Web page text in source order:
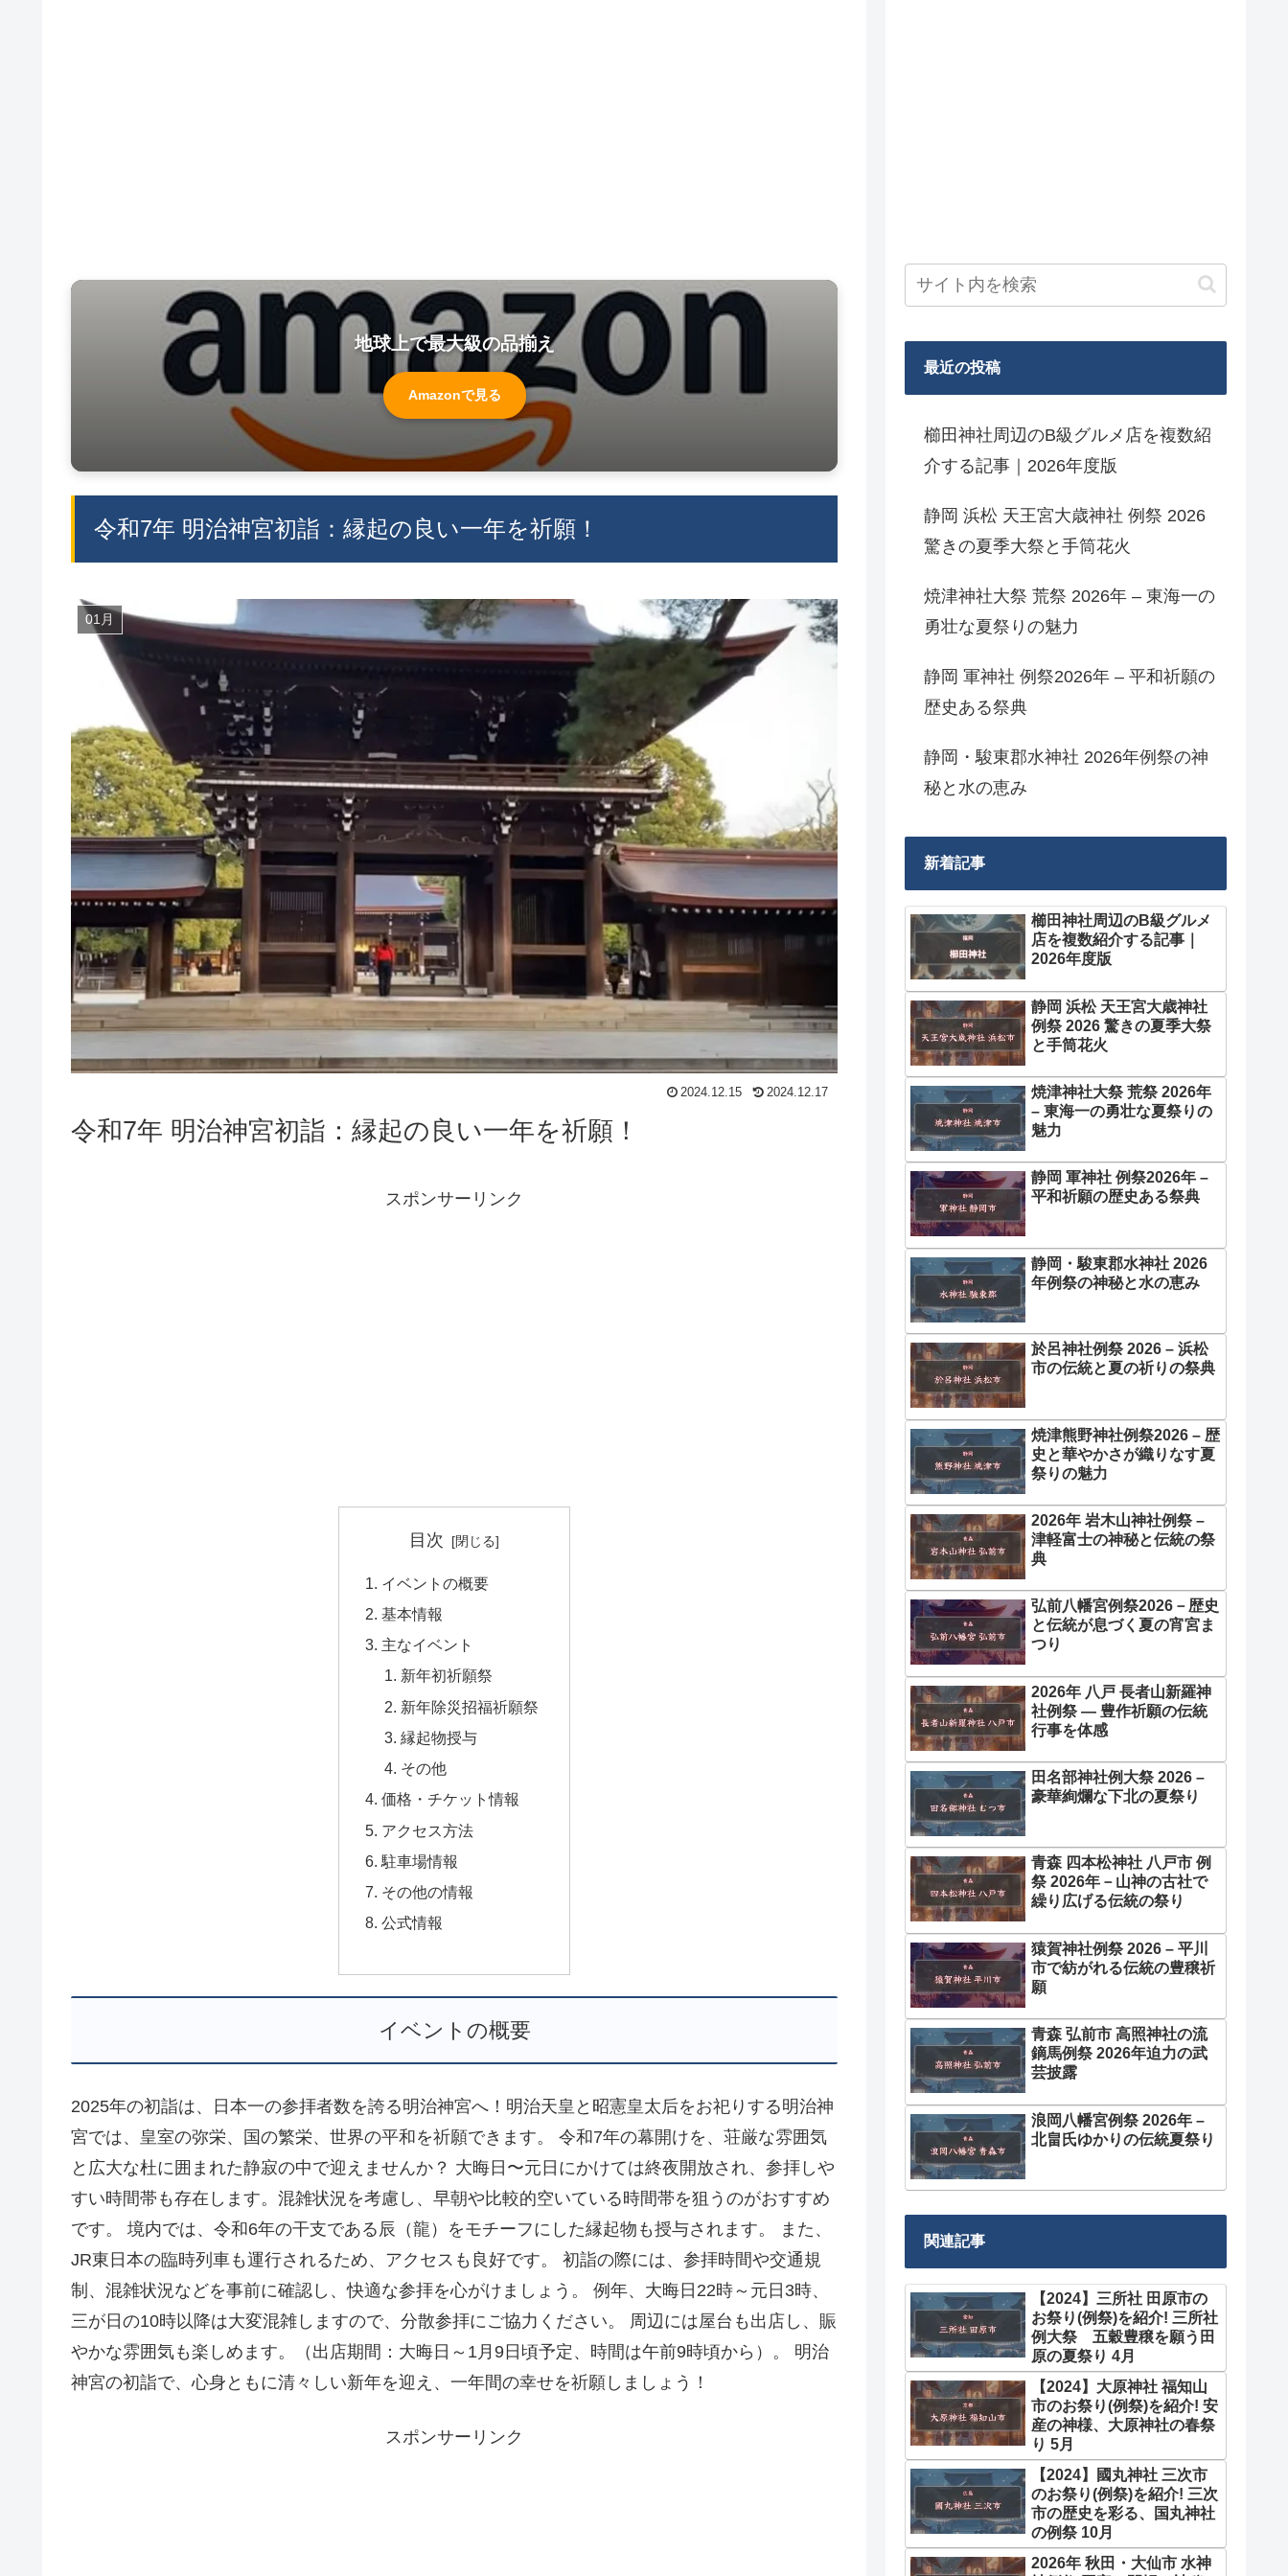
地球上で最大級の品揃え
Amazonで見る
令和7年 明治神宮初詣：縁起の良い一年を祈願！
01月
2024.12.15 2024.12.17
令和7年 明治神宮初詣：縁起の良い一年を祈願！
スポンサーリンク
目次
イベントの概要
基本情報
主なイベント
新年初祈願祭
新年除災招福祈願祭
縁起物授与
その他
価格・チケット情報
アクセス方法
駐車場情報
その他の情報
公式情報
イベントの概要
2025年の初詣は、日本一の参拝者数を誇る明治神宮へ！明治天皇と昭憲皇太后をお祀りする明治神
宮では、皇室の弥栄、国の繁栄、世界の平和を祈願できます。 令和7年の幕開けを、荘厳な雰囲気
と広大な杜に囲まれた静寂の中で迎えませんか？ 大晦日〜元日にかけては終夜開放され、参拝しや
すい時間帯も存在します。混雑状況を考慮し、早朝や比較的空いている時間帯を狙うのがおすすめ
です。 境内では、令和6年の干支である辰（龍）をモチーフにした縁起物も授与されます。 また、
JR東日本の臨時列車も運行されるため、アクセスも良好です。 初詣の際には、参拝時間や交通規
制、混雑状況などを事前に確認し、快適な参拝を心がけましょう。 例年、大晦日22時～元日3時、
三が日の10時以降は大変混雑しますので、分散参拝にご協力ください。 周辺には屋台も出店し、賑
やかな雰囲気も楽しめます。（出店期間：大晦日～1月9日頃予定、時間は午前9時頃から）。 明治
神宮の初詣で、心身ともに清々しい新年を迎え、一年間の幸せを祈願しましょう！
スポンサーリンク
最近の投稿
櫛田神社周辺のB級グルメ店を複数紹
介する記事｜2026年度版
静岡 浜松 天王宮大歳神社 例祭 2026
驚きの夏季大祭と手筒花火
焼津神社大祭 荒祭 2026年 – 東海一の
勇壮な夏祭りの魅力
静岡 軍神社 例祭2026年 – 平和祈願の
歴史ある祭典
静岡・駿東郡水神社 2026年例祭の神
秘と水の恵み
新着記事
櫛田神社周辺のB級グルメ
店を複数紹介する記事｜
2026年度版
静岡 浜松 天王宮大歳神社
例祭 2026 驚きの夏季大祭
と手筒花火
焼津神社大祭 荒祭 2026年
– 東海一の勇壮な夏祭りの
魅力
静岡 軍神社 例祭2026年 –
平和祈願の歴史ある祭典
静岡・駿東郡水神社 2026
年例祭の神秘と水の恵み
於呂神社例祭 2026 – 浜松
市の伝統と夏の祈りの祭典
焼津熊野神社例祭2026 – 歴
史と華やかさが織りなす夏
祭りの魅力
2026年 岩木山神社例祭 –
津軽富士の神秘と伝統の祭
典
弘前八幡宮例祭2026－歴史
と伝統が息づく夏の宵宮ま
つり
2026年 八戸 長者山新羅神
社例祭 ― 豊作祈願の伝統
行事を体感
田名部神社例大祭 2026 –
豪華絢爛な下北の夏祭り
青森 四本松神社 八戸市 例
祭 2026年－山神の古社で
繰り広げる伝統の祭り
猿賀神社例祭 2026 – 平川
市で紡がれる伝統の豊穣祈
願
青森 弘前市 高照神社の流
鏑馬例祭 2026年迫力の武
芸披露
浪岡八幡宮例祭 2026年 –
北畠氏ゆかりの伝統夏祭り
関連記事
【2024】三所社 田原市の
お祭り(例祭)を紹介! 三所社
例大祭 五穀豊穣を願う田
原の夏祭り 4月
【2024】大原神社 福知山
市のお祭り(例祭)を紹介! 安
産の神様、大原神社の春祭
り 5月
【2024】國丸神社 三次市
のお祭り(例祭)を紹介! 三次
市の歴史を彩る、国丸神社
の例祭 10月
2026年 秋田・大仙市 水神